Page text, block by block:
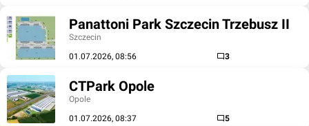
Panattoni Park Szczecin Trzebusz II
Szczecin
01.07.2026, 08:56
3
CTPark Opole
Opole
01.07.2026, 08:37
5